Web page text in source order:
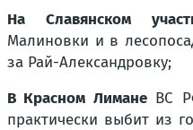
На Славянском
Малиновки и в
за Рай-Александровку;
В Красном ЛиманеВС
практически выбит из